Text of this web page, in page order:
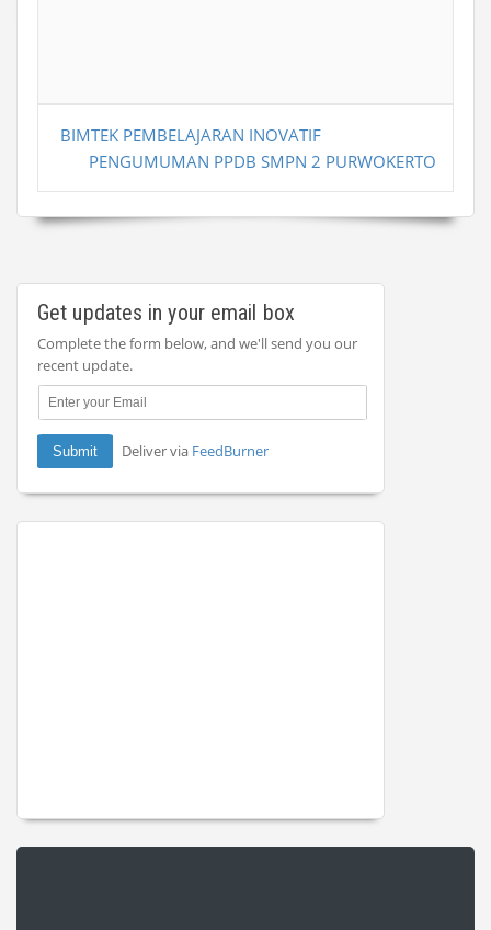
BIMTEK PEMBELAJARAN INOVATIF
PENGUMUMAN PPDB SMPN 2 PURWOKERTO
Get updates in your email box
Complete the form below, and we'll send you our
recent update.
Deliver via FeedBurner